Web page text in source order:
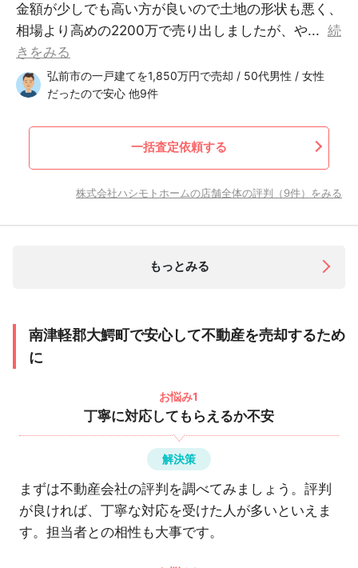
金額が少しでも高い方が良いので土地の形状も悪く、
相場より高めの2200万で売り出しましたが、や... 続
きをみる
弘前市の一戸建てを1,850万円で売却 / 50代男性 / 女性
だったので安心 他9件
一括査定依頼する
株式会社ハシモトホームの店舗全体の評判（9件）をみる
もっとみる
南津軽郡大鰐町で安心して不動産を売却するため
に
お悩み1
丁寧に対応してもらえるか不安
解決策
まずは不動産会社の評判を調べてみましょう。評判
が良ければ、丁寧な対応を受けた人が多いといえま
す。担当者との相性も大事です。